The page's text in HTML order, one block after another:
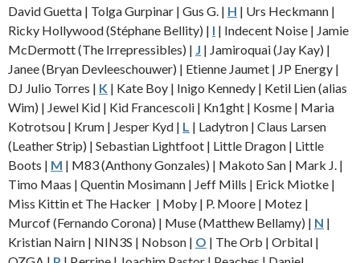
David Guetta | Tolga Gurpinar | Gus G. | H | Urs Heckmann |
Ricky Hollywood (Stéphane Bellity) | I | Indecent Noise | Jamie
McDermott (The Irrepressibles) | J | Jamiroquai (Jay Kay) |
Janee (Bryan Devleeschouwer) | Etienne Jaumet | JP Energy |
DJ Julio Torres | K | Kate Boy | Inigo Kennedy | Ketil Lien (alias
Wim) | Jewel Kid | Kid Francescoli | Kn1ght | Kosme | Maria
Kotrotsou | Krum | Jesper Kyd | L | Ladytron | Claus Larsen
(Leather Strip) | Sebastian Lightfoot | Little Dragon | Little
Boots | M | M83 (Anthony Gonzales) | Makoto San | Mark J. |
Timo Maas | Quentin Mosimann | Jeff Mills | Erick Miotke |
Miss Kittin et The Hacker | Moby | P. Moore | Motez |
Murcof (Fernando Corona) | Muse (Matthew Bellamy) | N |
Kristian Nairn | NIN3S | Nobson | O | The Orb | Orbital |